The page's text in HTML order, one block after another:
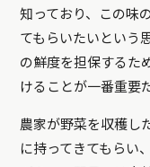
知っており、この味
てもらいたいという
の鮮度を担保するた
けることが一番重要
農家が野菜を収穫し
に持ってきてもらい